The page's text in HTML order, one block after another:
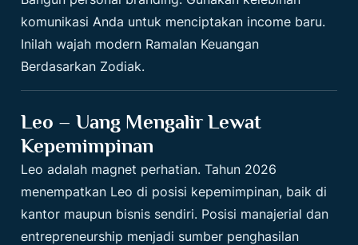
komunikasi Anda untuk menciptakan income baru.
Inilah wajah modern Ramalan Keuangan
Berdasarkan Zodiak.
Leo – Uang Mengalir Lewat
Kepemimpinan
Leo adalah magnet perhatian. Tahun 2026
menempatkan Leo di posisi kepemimpinan, baik di
kantor maupun bisnis sendiri. Posisi manajerial dan
entrepreneurship menjadi sumber penghasilan